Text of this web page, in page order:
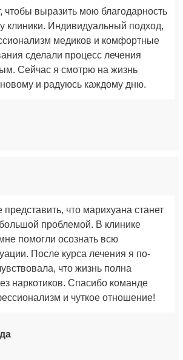
чтобы выразить мою благодарность
клиники. Индивидуальный подход,
медиков и комфортные
сделали процесс лечения
Сейчас я смотрю на жизнь
и радуюсь каждому дню.
что марихуана станет
проблемой. В клинике
помогли осознать всю
После курса лечения я по-
что жизнь полна
наркотиков. Спасибо команде
и чуткое отношение!